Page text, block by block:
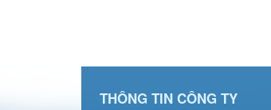
THÔNG TIN CÔNG TY